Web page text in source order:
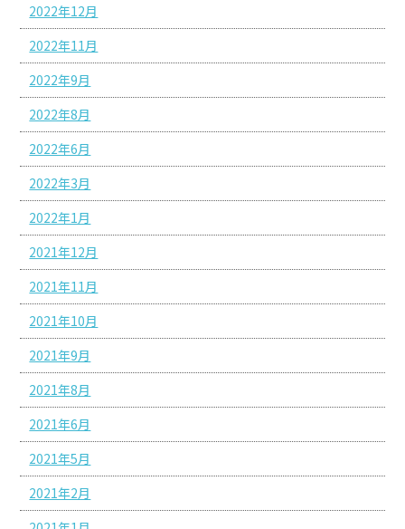
2022年12月
2022年11月
2022年9月
2022年8月
2022年6月
2022年3月
2022年1月
2021年12月
2021年11月
2021年10月
2021年9月
2021年8月
2021年6月
2021年5月
2021年2月